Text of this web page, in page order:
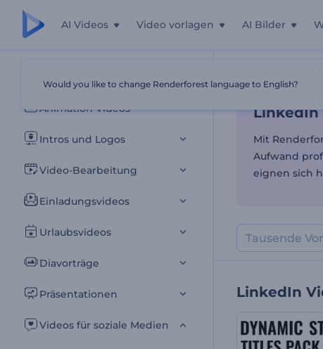
AI Videos Video vorlagen AI Bilder
Alle Vorlagen
Animation Videos
Intros und Logos
Video-Bearbeitung
Einladungsvideos
Urlaubsvideos
Diavorträge
Präsentationen
Videos für soziale Medien
LinkedIn
Startseite
LinkedIn
Mit
Aufwand
eignen sich
LinkedIn
Would you like to change Renderforest language to English?